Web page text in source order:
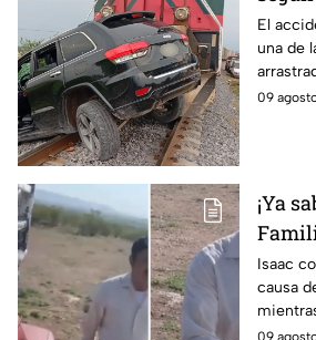
una
saldo
El
una de
09
¡Ya
de
Isaac
causa
sobre
09